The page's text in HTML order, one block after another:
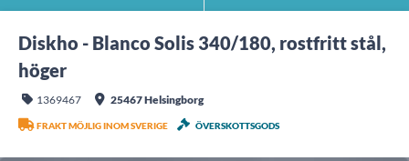
Diskho - Blanco Solis 340/180, rostfritt stål,
höger
1369467 25467 Helsingborg
FRAKT MÖJLIG INOM SVERIGE ÖVERSKOTTSGODS